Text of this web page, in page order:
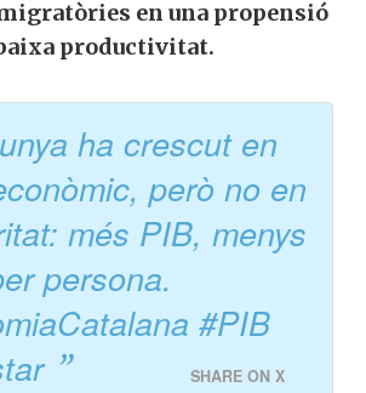
en una propensió
productivitat.
ha crescut en
però no en
més PIB, menys
persona.
#PIB
SHARE ON X